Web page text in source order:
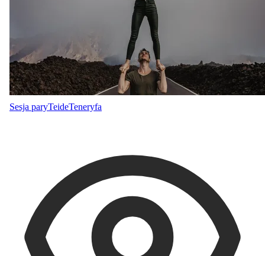
Sesja paryTeideTeneryfa